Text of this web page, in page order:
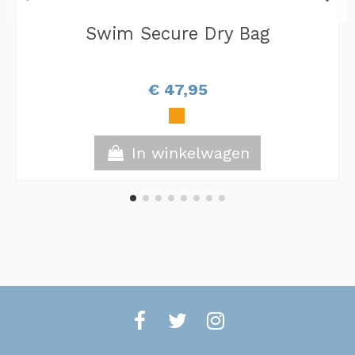
Swim Secure Dry Bag
€ 47,95
In winkelwagen